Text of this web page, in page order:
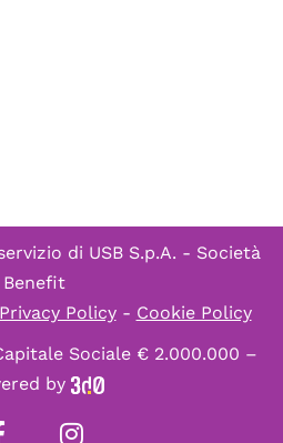
di USB S.p.A. - Società
Benefit
Privacy Policy- Cookie Policy
Sociale € 2.000.000 –
by